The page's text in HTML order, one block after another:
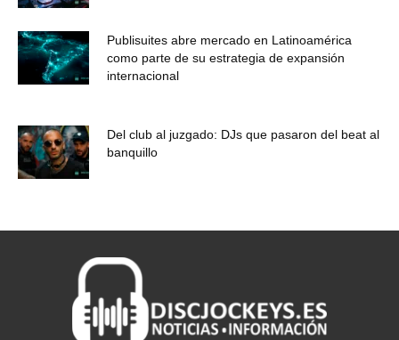
Publisuites abre mercado en Latinoamérica
como parte de su estrategia de expansión
internacional
Del club al juzgado: DJs que pasaron del beat al
banquillo